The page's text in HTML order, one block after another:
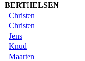
BERTHELSEN
Christen
Christen
Jens
Knud
Maarten